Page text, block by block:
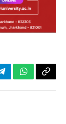
TelegramWhatsApp
Copy